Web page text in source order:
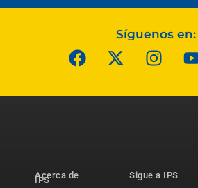
Síguenos en:
Acerca de
IPS
Sigue a IPS